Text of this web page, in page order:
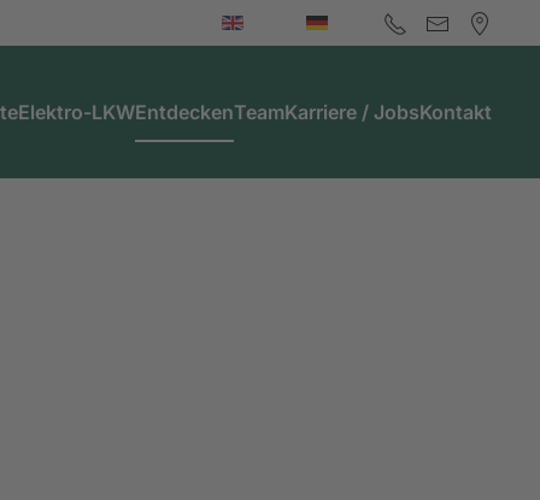
Elektro-LKWEntdeckenTeamKarriere / JobsKontakt